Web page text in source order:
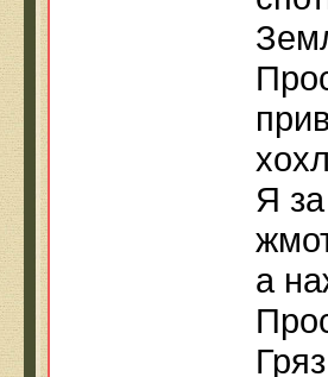
Я
а